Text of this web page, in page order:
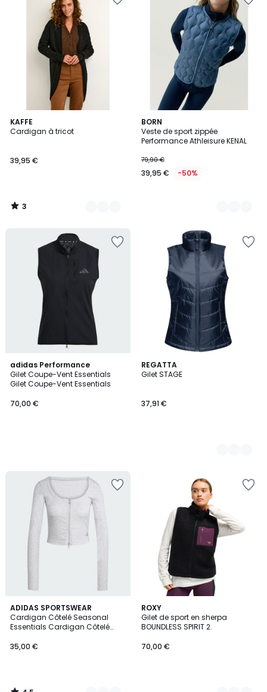
KAFFE
Cardigan à tricot
39,95 €
3
/
12
Couleurs
3
/
BORN
Veste de sport zippée
Performance Athleisure KENAL
79,90 €
39,95 € -50%
2
Couleurs
adidas Performance
Gilet Coupe-Vent Essentials
Gilet Coupe-Vent Essentials
70,00 €
REGATTA
Gilet STAGE
37,91 €
2
Couleurs
ADIDAS SPORTSWEAR
Cardigan Côtelé Seasonal
Essentials Cardigan Côtelé
35,00 €
4,5
/ 5
2
Couleurs
ROXY
Gilet de sport en sherpa
BOUNDLESS SPIRIT 2.
70,00 €
2
Couleurs